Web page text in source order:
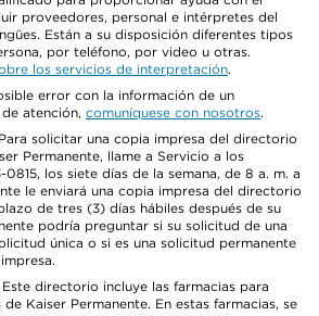
proveedores, personal e intérpretes del
Están a su disposición diferentes tipos
por teléfono, por video u otras.
los servicios de interpretación.
error con la información de un
atención, comuníquese con nosotros.
solicitar una copia impresa del directorio
Permanente, llame a Servicio a los
los siete días de la semana, de 8 a. m. a
le enviará una copia impresa del directorio
de tres (3) días hábiles después de su
podría preguntar si su solicitud de una
única o si es una solicitud permanente
directorio incluye las farmacias para
Kaiser Permanente. En estas farmacias, se